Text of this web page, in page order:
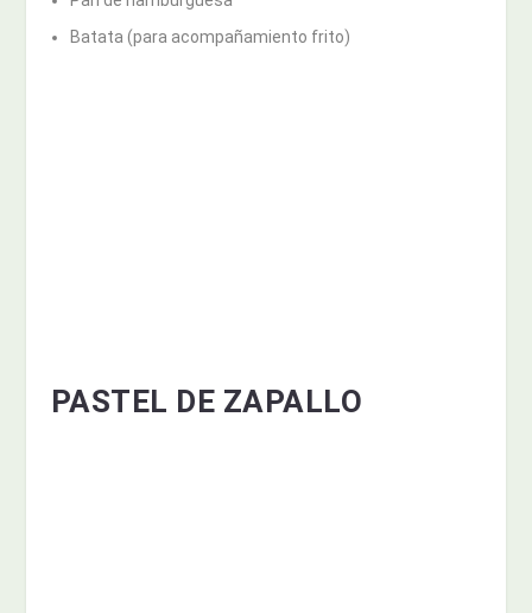
Batata (para acompañamiento frito)
PASTEL DE ZAPALLO